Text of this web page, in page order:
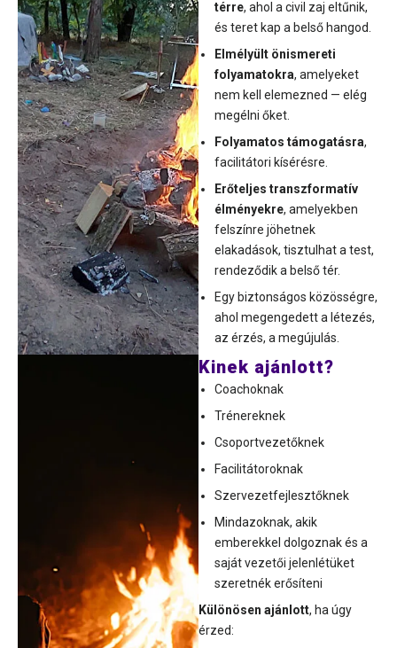
térre, ahol a civil zaj eltűnik,
és teret kap a belső hangod.
Elmélyült önismereti
folyamatokra, amelyeket
nem kell elemezned — elég
megélni őket.
Folyamatos támogatásra,
facilitátori kísérésre.
Erőteljes transzformatív
élményekre, amelyekben
felszínre jöhetnek
elakadások, tisztulhat a test,
rendeződik a belső tér.
Egy biztonságos közösségre,
ahol megengedett a létezés,
az érzés, a megújulás.
Kinek ajánlott?
Coachoknak
Trénereknek
Csoportvezetőknek
Facilitátoroknak
Szervezetfejlesztőknek
Mindazoknak, akik
emberekkel dolgoznak és a
saját vezetői jelenlétüket
szeretnék erősíteni
Különösen ajánlott, ha úgy
érzed: